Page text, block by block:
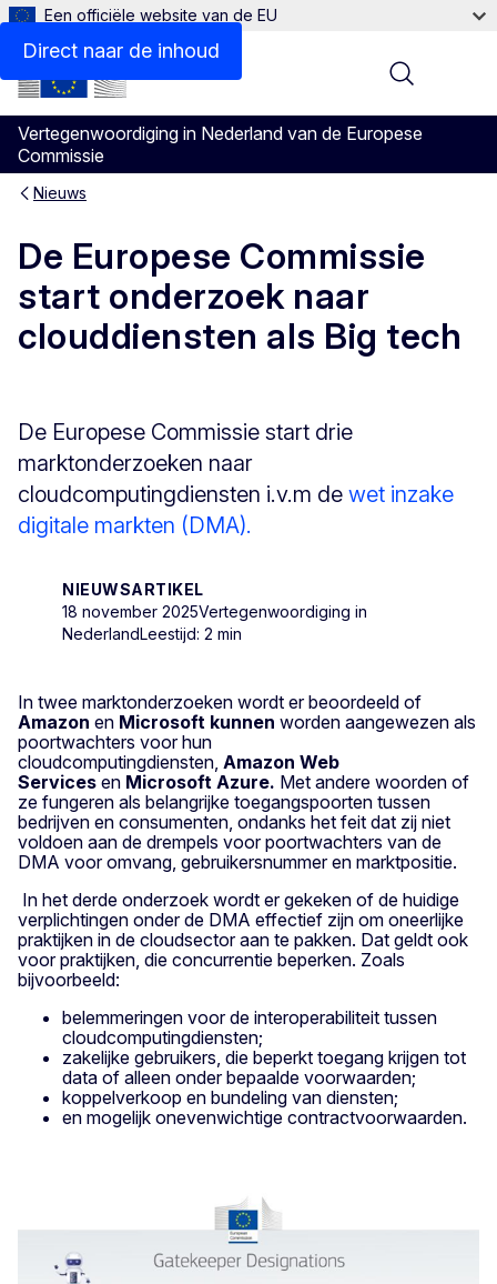
Direct naar de inhoud
Een officiële website van de EU
Vertegenwoordiging in Nederland van de Europese
Commissie
Menu
Nieuws
De Europese Commissie
start onderzoek naar
clouddiensten als Big tech
De Europese Commissie start drie
marktonderzoeken naar
cloudcomputingdiensten i.v.m de wet inzake
digitale markten (DMA).
NIEUWSARTIKEL
18 november 2025Vertegenwoordiging in
NederlandLeestijd: 2 min
In twee marktonderzoeken wordt er beoordeeld of
Amazon en Microsoft kunnen worden aangewezen als
poortwachters voor hun
cloudcomputingdiensten, Amazon Web
Services en Microsoft Azure. Met andere woorden of
ze fungeren als belangrijke toegangspoorten tussen
bedrijven en consumenten, ondanks het feit dat zij niet
voldoen aan de drempels voor poortwachters van de
DMA voor omvang, gebruikersnummer en marktpositie.
In het derde onderzoek wordt er gekeken of de huidige
verplichtingen onder de DMA effectief zijn om oneerlijke
praktijken in de cloudsector aan te pakken. Dat geldt ook
voor praktijken, die concurrentie beperken. Zoals
bijvoorbeeld:
belemmeringen voor de interoperabiliteit tussen
cloudcomputingdiensten;
zakelijke gebruikers, die beperkt toegang krijgen tot
data of alleen onder bepaalde voorwaarden;
koppelverkoop en bundeling van diensten;
en mogelijk onevenwichtige contractvoorwaarden.